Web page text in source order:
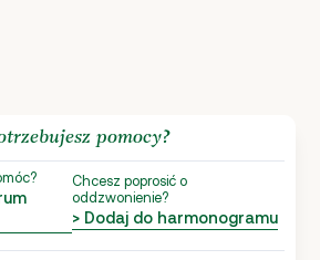
pomocy?
Chcesz poprosić o
oddzwonienie?
> Dodaj do harmonogramu